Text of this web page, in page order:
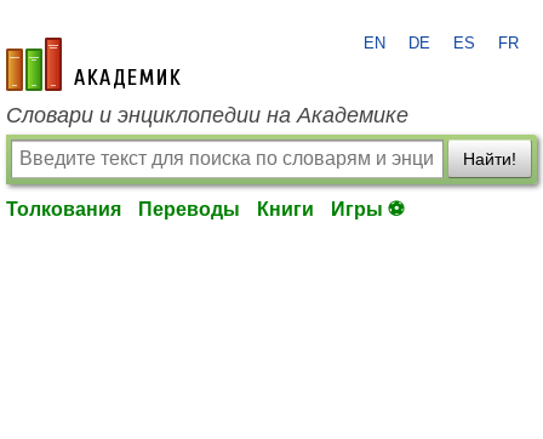
academic.ru
EN DE ES FR
Словари и энциклопедии на Академике
Найти!
Толкования Переводы Книги Игры ⚽